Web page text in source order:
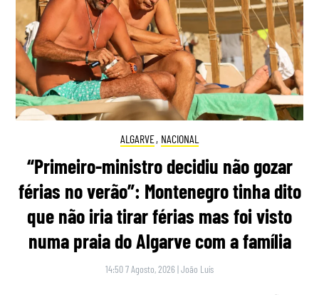
ALGARVE, NACIONAL
“Primeiro-ministro decidiu não gozar
férias no verão”: Montenegro tinha dito
que não iria tirar férias mas foi visto
numa praia do Algarve com a família
14:50 7 Agosto, 2026 |João Luís